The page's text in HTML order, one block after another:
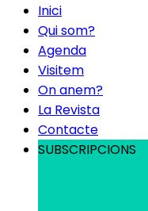
Inici
Qui som?
Agenda
Visitem
On anem?
La Revista
Contacte
SUBSCRIPCIONS